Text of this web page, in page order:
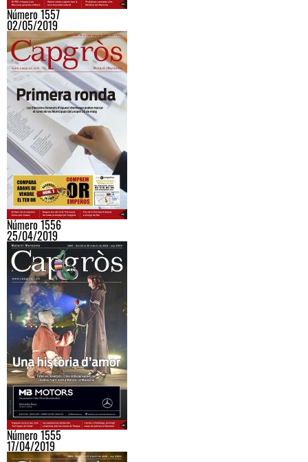
Número 1557
02/05/2019
Número 1556
25/04/2019
Número 1555
17/04/2019